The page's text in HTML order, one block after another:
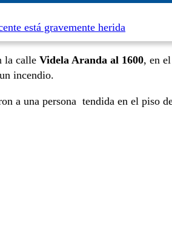
está gravemente herida
la calle Videla Aranda al 1600, en
incendio.
a una persona tendida en el piso